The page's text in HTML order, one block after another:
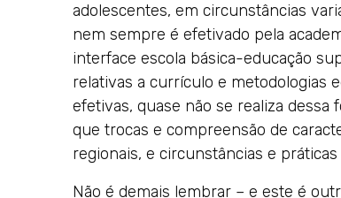
adolescentes, em circunstâncias
nem sempre é efetivado pela
interface escola básica-educação
relativas a currículo e metodologias
efetivas, quase não se realiza dessa
que trocas e compreensão de
regionais, e circunstâncias e
Não é demais lembrar – e este é